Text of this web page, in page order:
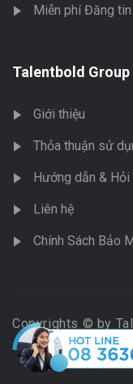
Miễn phí Đăng
Talentbold Group
Giới thiệu
Thỏa thuận sử
Hướng dẫn & Hỏi
Liên hệ
Chính Sách Bảo
Copyrights © by